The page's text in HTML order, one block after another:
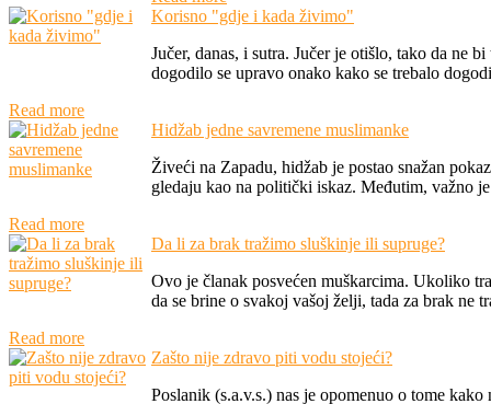
Korisno "gdje i kada živimo"
Jučer, danas, i sutra. Jučer je otišlo, tako da ne
dogodilo se upravo onako kako se trebalo
Read more
Hidžab jedne savremene muslimanke
Živeći na Zapadu, hidžab je postao snažan
gledaju kao na politički iskaz. Međutim, važno
Read more
Da li za brak tražimo sluškinje ili supruge?
Ovo je članak posvećen muškarcima. Ukoliko
da se brine o svakoj vašoj želji, tada za brak ne
Read more
Zašto nije zdravo piti vodu stojeći?
Poslanik (s.a.v.s.) nas je opomenuo o tome